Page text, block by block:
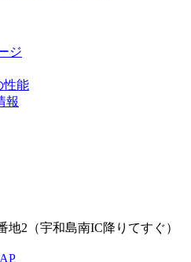
ジ
性能
報
地2（宇和島南IC降りてすぐ）